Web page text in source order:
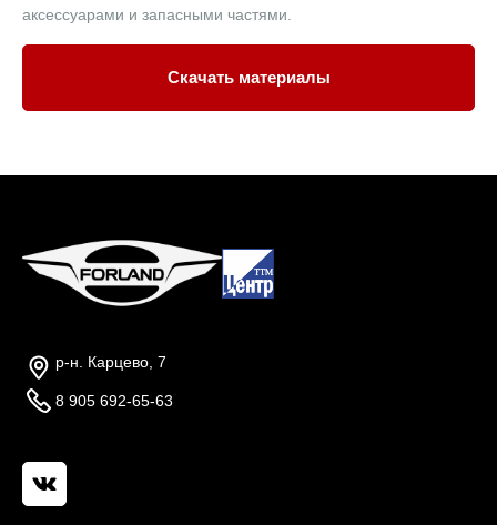
аксессуарами и запасными частями.
Скачать материалы
р-н. Карцево, 7
8 905 692-65-63